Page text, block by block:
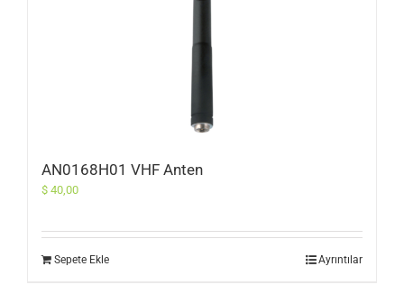
AN0168H01 VHF Anten
$ 40,00
Sepete Ekle Ayrıntılar